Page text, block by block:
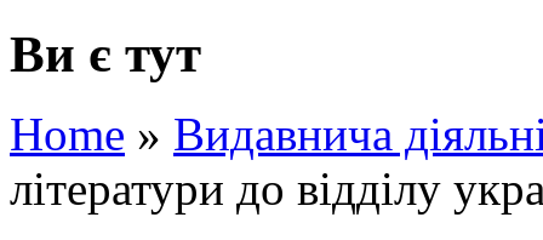
Ви є тут
Home » Видавнича
літератури до відділу